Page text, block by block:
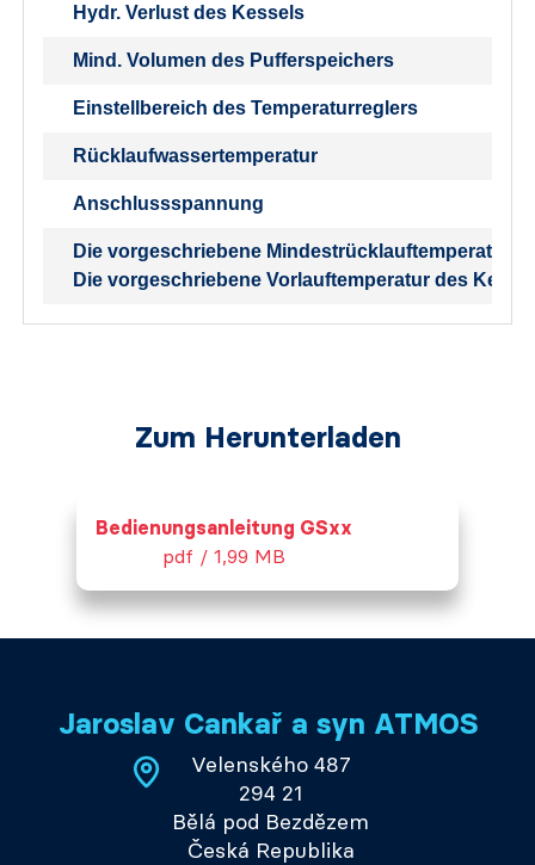
Hydr. Verlust des Kessels
Mind. Volumen des Pufferspeichers
Einstellbereich des Temperaturreglers
Rücklaufwassertemperatur
Anschlussspannung
Die vorgeschriebene Mindestrücklauftemperatur
Die vorgeschriebene Vorlauftemperatur des
Zum Herunterladen
Bedienungsanleitung GSxx
pdf / 1,99 MB
Jaroslav Cankař a syn ATMOS
Velenského 487
294 21
Bělá pod Bezdězem
Česká Republika